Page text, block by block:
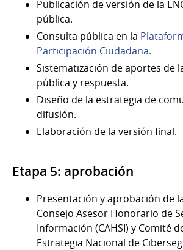
Publicación de versión de la
pública.
Consulta pública en la
Participación Ciudadana.
Sistematización de aportes de
pública y respuesta.
Diseño de la estrategia de
difusión.
Elaboración de la versión final.
Etapa 5: aprobación
Presentación y aprobación de
Consejo Asesor Honorario de
Información (CAHSI) y Comité
Estrategia Nacional de